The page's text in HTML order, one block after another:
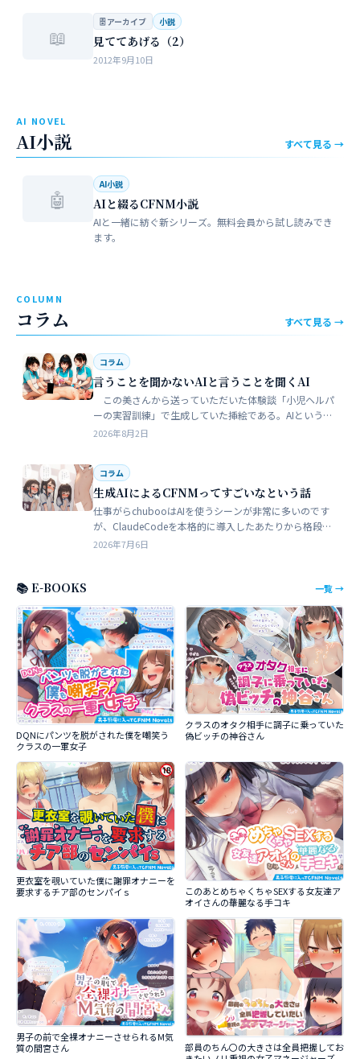
📖
🗄 アーカイブ 小説
見ててあげる（2）
2012年9月10日
AI NOVEL
AI小説 すべて見る →
🤖
AI小説
AIと綴るCFNM小説
AIと一緒に紡ぐ新シリーズ。無料会員から試し読みでき
ます。
COLUMN
コラム すべて見る →
コラム
言うことを聞かないAIと言うことを聞くAI
この美さんから送っていただいた体験談「小児ヘルパ
ーの実習訓練」で生成していた挿絵である。AIというの
は、どうしても細部が苦手でトークンを積まずにやれる
2026年8月2日
コラム
生成AIによるCFNMってすごいなという話
仕事がらchubooはAIを使うシーンが非常に多いのです
が、ClaudeCodeを本格的に導入したあたりから格段に
やれることが多くなった。昔からときどき思うことがあ
2026年7月6日
📚 E-BOOKS 一覧 →
DQNにパンツを脱がされた僕を嘲笑う
クラスの一軍女子
クラスのオタク相手に調子に乗っていた
偽ビッチの神谷さん
更衣室を覗いていた僕に謝罪オナニーを
要求するチア部のセンパイｓ
このあとめちゃくちゃSEXする女友達ア
オイさんの華麗なる手コキ
男子の前で全裸オナニーさせられるM気
質の間宮さん
部員のちん〇の大きさは全員把握してお